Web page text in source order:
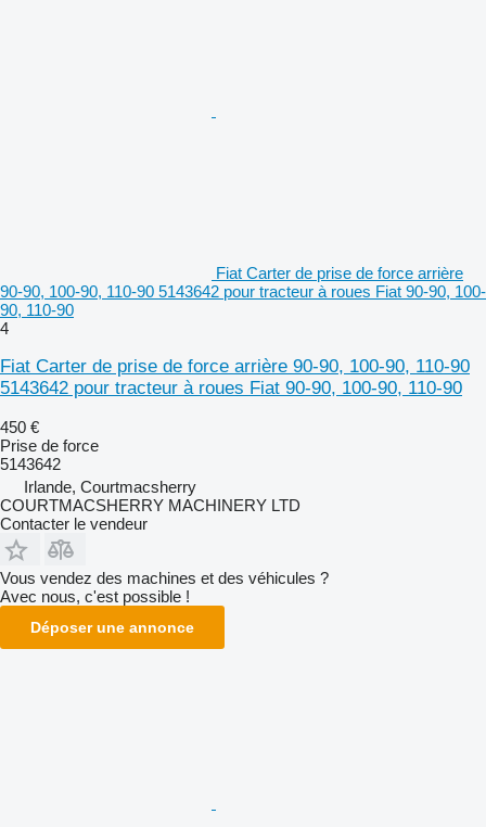
Fiat Carter de prise de force arrière
90-90, 100-90, 110-90 5143642 pour tracteur à roues Fiat 90-90, 100-
90, 110-90
4
Fiat Carter de prise de force arrière 90-90, 100-90, 110-90
5143642 pour tracteur à roues Fiat 90-90, 100-90, 110-90
450 €
Prise de force
5143642
Irlande, Courtmacsherry
COURTMACSHERRY MACHINERY LTD
Contacter le vendeur
Vous vendez des machines et des véhicules ?
Avec nous, c'est possible !
Déposer une annonce